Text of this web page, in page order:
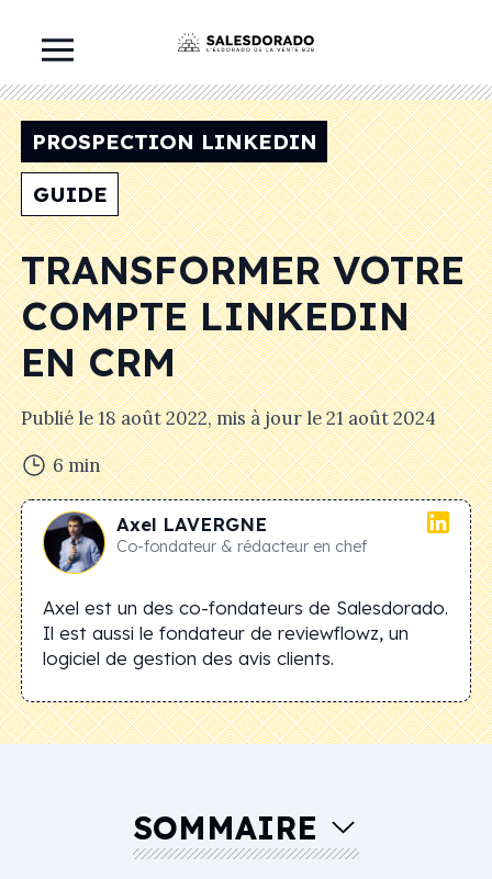
PROSPECTION LINKEDIN
GUIDE
TRANSFORMER VOTRE
COMPTE LINKEDIN
EN CRM
Publié le18 août 2022, mis à jour le21 août 2024
6 min
Axel LAVERGNE
Co-fondateur & rédacteur en chef
Axel est un des co-fondateurs de Salesdorado.
Il est aussi le fondateur de reviewflowz, un
logiciel de gestion des avis clients.
SOMMAIRE